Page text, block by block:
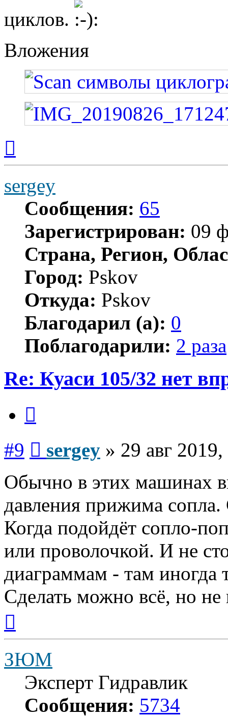
циклов.
Вложения
началу
sergey
Сообщения: 65
Зарегистрирован: 09
Страна, Регион,
Город: Pskov
Откуда: Pskov
Благодарил (а): 0
Поблагодарили: 2 раза
Re: Куаси 105/32 нет
#9 sergey » 29 авг
Обычно в этих машинах
давления прижима
Когда подойдёт сопло-
или проволочкой. И не
диаграммам - там иногда
Сделать можно всё, но не
началу
ЗЮМ
Эксперт Гидравлик
Сообщения: 5734